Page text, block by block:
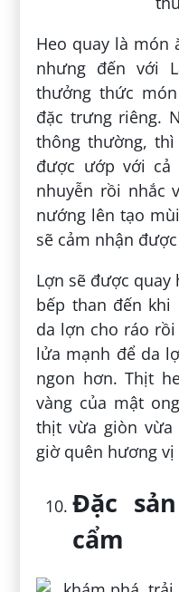
Heo quay là món
nhưng đến với
thưởng thức
đặc trưng riêng.
thông thường, thì
được ướp với cả
nhuyễn rồi nhắc
nướng lên tạo
sẽ cảm nhận
Lợn sẽ được quay
bếp than đến
da lợn cho ráo
lửa mạnh để da
ngon hơn. Thịt
vàng của mật
thịt vừa giòn vừa
giờ quên hương
Đặc
cẩm